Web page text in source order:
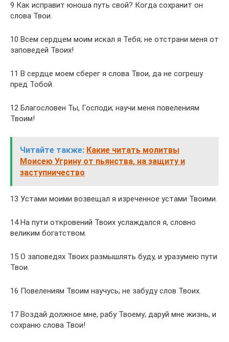
9 Как исправит юноша путь свой? Когда сохранит он
слова Твои.
10 Всем сердцем моим искал я Тебя; не отстрани меня от
заповедей Твоих!
11 В сердце моем сберег я слова Твои, да не согрешу
пред Тобой.
12 Благословен Ты, Господи; научи меня повелениям
Твоим!
Читайте также: Какие читать молитвы
Моисею Угрину от пьянства, на защиту и
заступничество
13 Устами моими возвещал я изреченное устами Твоими.
14 На пути откровений Твоих услаждался я, словно
великим богатством.
15 О заповедях Твоих размышлять буду, и уразумею пути
Твои.
16 Повелениям Твоим научусь; не забуду слов Твоих.
17 Воздай должное мне, рабу Твоему; даруй мне жизнь, и
сохраню слова Твои!